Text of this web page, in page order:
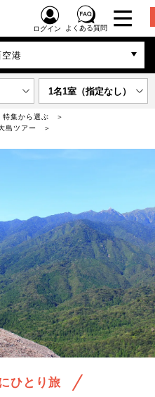
ログイン よくある質問
港
1名1室（指定なし）
特集から選ぶ
島ツアー
ひとり旅